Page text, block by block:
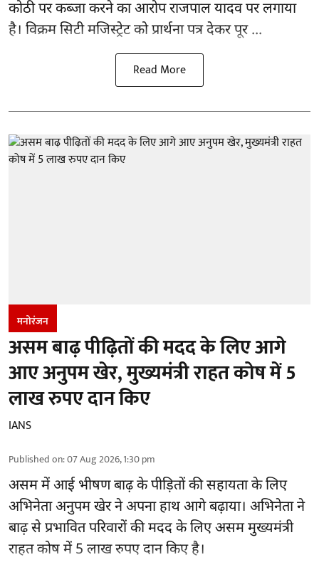
कोठी पर कब्जा करने का आरोप राजपाल यादव पर लगाया
है। विक्रम सिटी मजिस्ट्रेट को प्रार्थना पत्र देकर पूर ...
Read More
मनोरंजन
असम बाढ़ पीढ़ितों की मदद के लिए आगे
आए अनुपम खेर, मुख्यमंत्री राहत कोष में 5
लाख रुपए दान किए
IANS
Published on:07 Aug 2026, 1:30 pm
असम में आई भीषण बाढ़ केपीड़ितों की सहायताके लिए
अभिनेता अनुपम खेर ने अपना हाथ आगे बढ़ाया। अभिनेता ने
बाढ़ से प्रभावित परिवारों की मदद के लिए असम मुख्यमंत्री
राहत कोष में 5 लाख रुपए दान किए है।